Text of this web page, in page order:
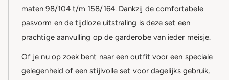
maten 98/104 t/m 158/164. Dankzij de comfortabele
pasvorm en de tijdloze uitstraling is deze set een
prachtige aanvulling op de garderobe van ieder meisje.
Of je nu op zoek bent naar een outfit voor een speciale
gelegenheid of een stijlvolle set voor dagelijks gebruik,